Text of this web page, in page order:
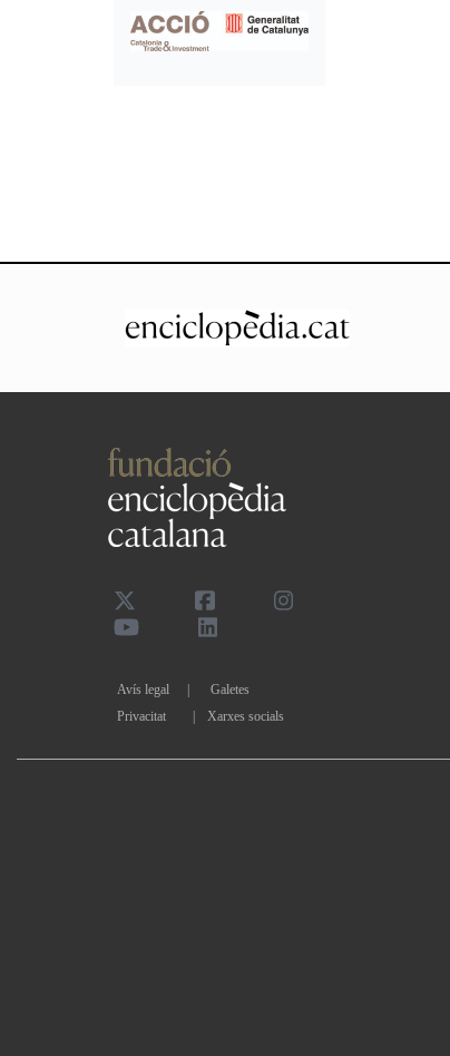
Avís legal
Galetes
Privacitat
| Xarxes socials